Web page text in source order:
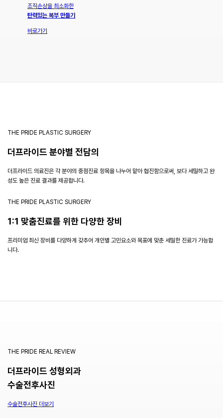
조직손상을 최소화한
탄력있는 복부 만들기
바로가기
THE PRIDE PLASTIC SURGERY
더프라이드 분야별 전담의
더프라이드 의료진은 각 분야의 중점진료 항목을 나누어 맡아 협진함으로써, 보다 세밀하고 완
성도 높은 진료 결과를 제공합니다.
THE PRIDE PLASTIC SURGERY
1:1 맞춤진료를 위한 다양한 장비
프리미엄 최신 장비를 다양하게 갖추어 개인별 고민요소와 목표에 맞춘 세밀한 진료가 가능합
니다.
THE PRIDE REAL REVIEW
더프라이드 성형외과
수술전후사진
수술전후사진 더보기